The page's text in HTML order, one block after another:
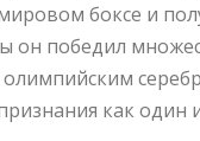
боксе и
он победил
как один